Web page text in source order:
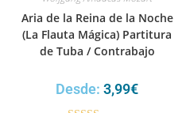
Aria de la Reina de la Noche
(La Flauta Mágica) Partitura
de Tuba / Contrabajo
Desde: 3,99€